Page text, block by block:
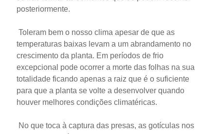
posteriormente.
Toleram bem o nosso clima apesar de que as
temperaturas baixas levam a um abrandamento no
crescimento da planta. Em períodos de frio
excepcional pode ocorrer a morte das folhas na sua
totalidade ficando apenas a raiz que é o suficiente
para que a planta se volte a desenvolver quando
houver melhores condições climatéricas.
No que toca à captura das presas, as gotículas nos